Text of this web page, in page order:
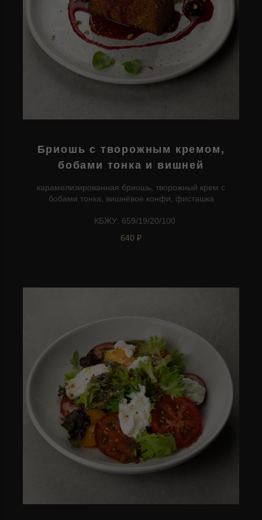
Бриошь с творожным кремом,
бобами тонка и вишней
карамелизированная бриошь, творожный крем с
бобами тонка, вишнёвое конфи, фисташка
КБЖУ: 659/19/20/100
640 ₽